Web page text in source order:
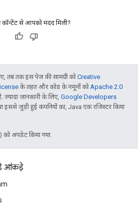
कॉन्टेंट से आपको मदद मिली?
तब तक इस पेज की सामग्री कोCreative
के तहत और कोड के नमूनों कोApache 2.0
जानकारी के लिए, Google Developers
जुड़ी हुई कंपनियों का, Java एक रजिस्टर किया
को अपडेट किया गया.
आंकड़े